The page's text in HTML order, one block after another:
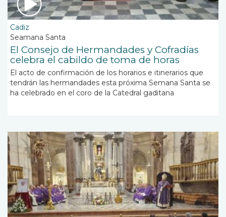
Cadiz
Seamana Santa
El Consejo de Hermandades y Cofradías
celebra el cabildo de toma de horas
El acto de confirmación de los horarios e itinerarios que
tendrán las hermandades esta próxima Semana Santa se
ha celebrado en el coro de la Catedral gaditana